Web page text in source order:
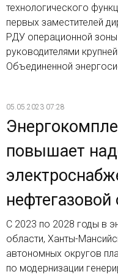
технологического
первых заместителей
РДУ операционной
руководителями
Объединенной
05.05.2023 07:28
повышает
нефтегазовой
С 2023 по 2028 годы в
области, Ханты-
автономных округов
по модернизации